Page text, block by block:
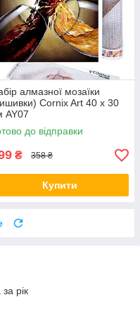
алмазної мозаїки
Cornix Art 40 x 30
AY07
до відправки
₴ 358 ₴
Купити
рік